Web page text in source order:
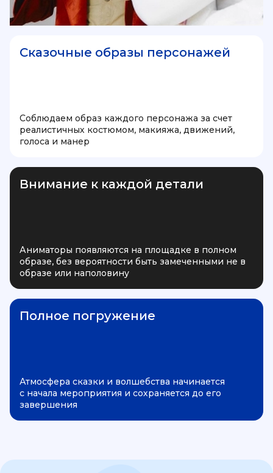
Сказочные образы персонажей
Соблюдаем образ каждого персонажа за счет
реалистичных костюмом, макияжа, движений,
голоса и манер
Внимание к каждой детали
Аниматоры появляются на площадке в полном
образе, без вероятности быть замеченными не в
образе или наполовину
Полное погружение
Атмосфера сказки и волшебства начинается
с начала мероприятия и сохраняется до его
завершения